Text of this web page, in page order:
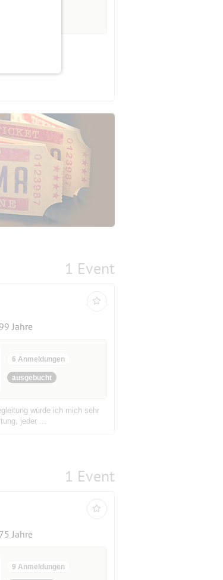
1 Event
Jahre
6 Anmeldungen
ausgebucht
würde ich mich sehr
jeder ...
1 Event
Jahre
9 Anmeldungen